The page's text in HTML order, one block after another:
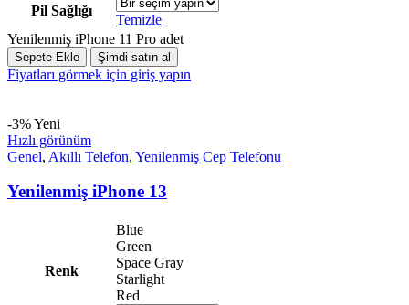
Pil Sağlığı
Temizle
Yenilenmiş iPhone 11 Pro adet
Sepete Ekle Şimdi satın al
Fiyatları görmek için giriş yapın
-3%Yeni
Hızlı görünüm
Genel, Akıllı Telefon, Yenilenmiş Cep Telefonu
Yenilenmiş iPhone 13
Renk
Blue
Green
Space Gray
Starlight
Red